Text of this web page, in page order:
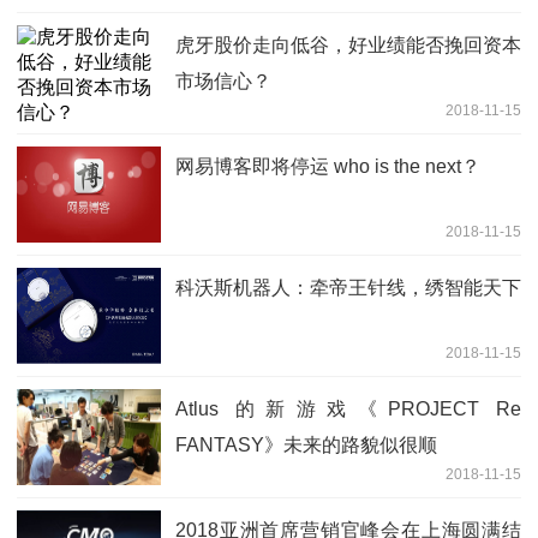
虎牙股价走向低谷，好业绩能否挽回资本
市场信心？
2018-11-15
网易博客即将停运 who is the next？
2018-11-15
科沃斯机器人：牵帝王针线，绣智能天下
2018-11-15
Atlus 的新游戏《PROJECT Re
FANTASY》未来的路貌似很顺
2018-11-15
2018亚洲首席营销官峰会在上海圆满结